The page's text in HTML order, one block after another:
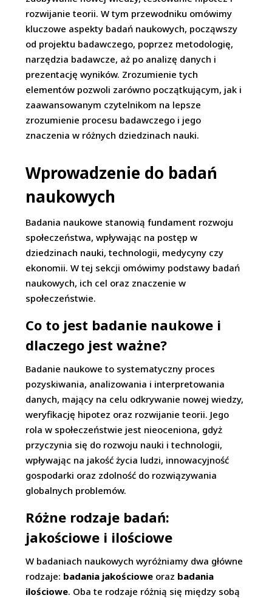
rozwijanie teorii. W tym przewodniku omówimy
kluczowe aspekty badań naukowych, począwszy
od projektu badawczego, poprzez metodologię,
narzędzia badawcze, aż po analizę danych i
prezentację wyników. Zrozumienie tych
elementów pozwoli zarówno początkującym, jak i
zaawansowanym czytelnikom na lepsze
zrozumienie procesu badawczego i jego
znaczenia w różnych dziedzinach nauki.
Wprowadzenie do badań
naukowych
Badania naukowe stanowią fundament rozwoju
społeczeństwa, wpływając na postęp w
dziedzinach nauki, technologii, medycyny czy
ekonomii. W tej sekcji omówimy podstawy badań
naukowych, ich cel oraz znaczenie w
społeczeństwie.
Co to jest badanie naukowe i
dlaczego jest ważne?
Badanie naukowe to systematyczny proces
pozyskiwania, analizowania i interpretowania
danych, mający na celu odkrywanie nowej wiedzy,
weryfikację hipotez oraz rozwijanie teorii. Jego
rola w społeczeństwie jest nieoceniona, gdyż
przyczynia się do rozwoju nauki i technologii,
wpływając na jakość życia ludzi, innowacyjność
gospodarki oraz zdolność do rozwiązywania
globalnych problemów.
Różne rodzaje badań:
jakościowe i ilościowe
W badaniach naukowych wyróżniamy dwa główne
rodzaje: badania jakościowe oraz badania
ilościowe. Oba te rodzaje różnią się między sobą